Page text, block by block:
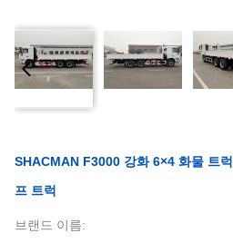
SHACMAN F3000 강화 6×4 화물 트
프 트럭
브랜드 이름: